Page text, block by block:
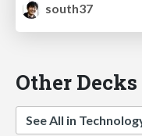
south37
Other
See All in